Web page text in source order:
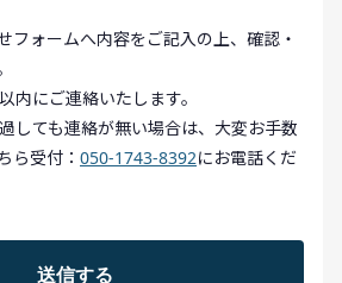
フォームへ内容をご記入の上、確認・
内にご連絡いたします。
しても連絡が無い場合は、大変お手数
ら受付： 050-1743-8392にお電話くだ